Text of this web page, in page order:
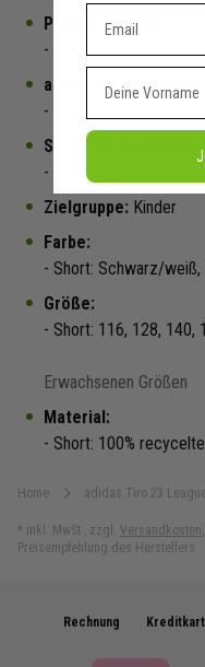
Home adidas Tiro 23
* inkl. MwSt. zzgl. Versandkosten
Preisempfehlung des Herstellers
Produkt Laufzeit:
- Short: bis Februar 2025
adidas Artikelnummer:
- Short: HS0325,
Shop Bestellnummer:
- Short: 81665K
Zielgruppe: Kinder
Farbe:
- Short: Schwarz/
Größe:
- Short: 116, 128, 140,
Erwachsenen Größen
Material:
- Short: 100%
Rechnung